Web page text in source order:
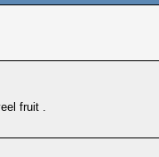
fruit .